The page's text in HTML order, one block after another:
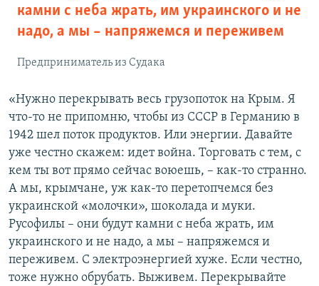
камни с неба жрать, им украинского и не
надо, а мы – напряжемся и переживем
Предприниматель из Судака
«Нужно перекрывать весь грузопоток на Крым. Я
что-то не припомню, чтобы из СССР в Германию в
1942 шел поток продуктов. Или энергии. Давайте
уже честно скажем: идет война. Торговать с тем, с
кем ты вот прямо сейчас воюешь, – как-то странно.
А мы, крымчане, уж как-то перетопчемся без
украинской «молочки», шоколада и муки.
Русофилы – они будут камни с неба жрать, им
украинского и не надо, а мы – напряжемся и
переживем. С электроэнергией хуже. Если честно,
тоже нужно обрубать. Выживем. Перекрывайте